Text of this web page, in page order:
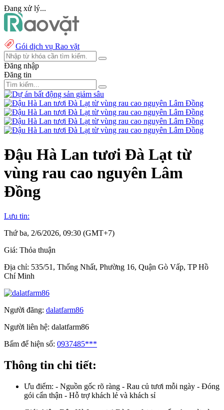
Đang xử lý...
Gói dịch vụ Rao vặt
Đăng nhập
Đăng tin
Đậu Hà Lan tươi Đà Lạt từ
vùng rau cao nguyên Lâm
Đồng
Lưu tin:
Thứ ba, 2/6/2026, 09:30 (GMT+7)
Giá: Thỏa thuận
Địa chỉ: 535/51, Thống Nhất, Phường 16, Quận Gò Vấp, TP Hồ
Chí Minh
Người đăng: dalatfarm86
Người liên hệ: dalatfarm86
Bấm để hiện số: 0937485***
Thông tin chi tiết:
Ưu điểm: - Nguồn gốc rõ ràng - Rau củ tươi mỗi ngày - Đóng
gói cẩn thận - Hỗ trợ khách lẻ và khách sỉ